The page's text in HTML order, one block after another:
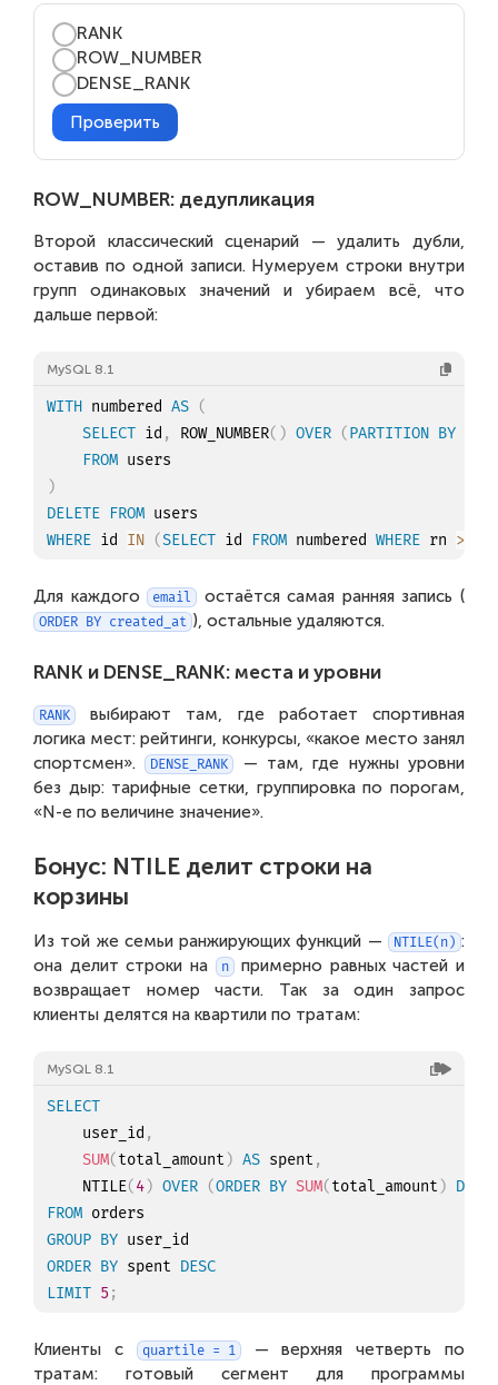
RANK
ROW_NUMBER
DENSE_RANK
Проверить
ROW_NUMBER: дедупликация
Второй классический сценарий — удалить дубли,
оставив по одной записи. Нумеруем строки внутри
групп одинаковых значений и убираем всё, что
дальше первой:
MySQL 8.1
WITH numbered AS (
SELECT id , ROW_NUMBER( ) OVER (PARTITION BY
FROM
)
DELETE FROM
WHERE id IN (SELECT id FROM numbered WHERE rn >
Для каждого email остаётся самая ранняя запись (
ORDER BY created_at ), остальные удаляются.
RANK и DENSE_RANK: места и уровни
RANK
выбирают там, где работает спортивная
логика мест: рейтинги, конкурсы, «какое место занял
спортсмен». DENSE_RANK
— там, где нужны уровни
без дыр: тарифные сетки, группировка по порогам,
«N-е по величине значение».
Бонус: NTILE делит строки на
корзины
Из той же семьи ранжирующих функций — NTILE(n) :
она делит строки на
n примерно равных частей и
возвращает номер части. Так за один запрос
клиенты делятся на квартили по тратам:
MySQL 8.1
SELECT
    user_id
,
SUM(total_amount ) AS spent ,
    NTILE
(4) OVER (ORDER BY SUM(total_amount ) DESC
FROM
GROUP BY
ORDER BY spent DESC
LIMIT 5;
Клиенты с quartile = 1 — верхняя четверть по
тратам: готовый сегмент для программы